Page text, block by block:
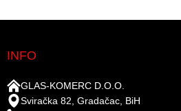
INFO
GLAS-KOMERC D.O.O.
Sviračka 82, Gradačac, BiH